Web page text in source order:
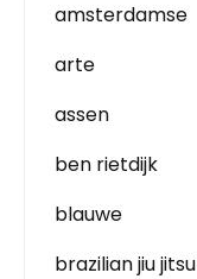
amsterdamse
arte
assen
ben rietdijk
blauwe
brazilian jiu jitsu